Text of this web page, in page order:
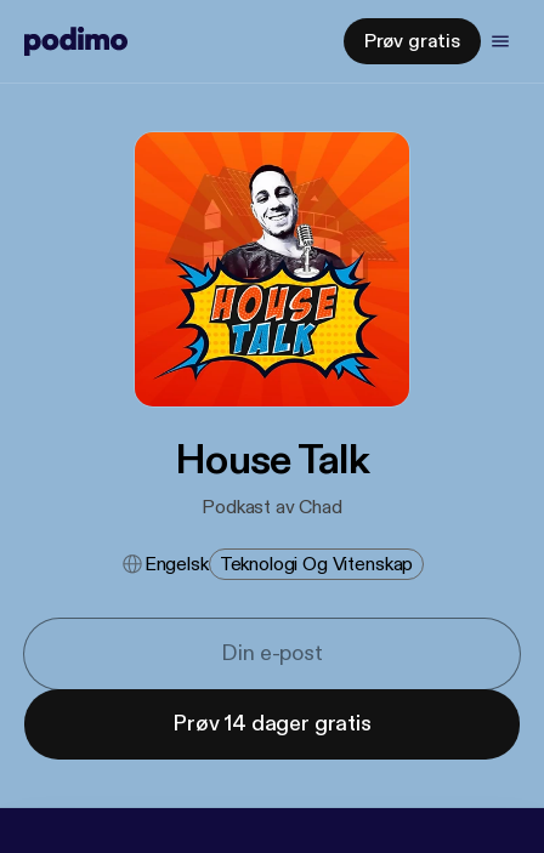
Prøv gratis
House Talk
Podkast av Chad
Engelsk Teknologi Og Vitenskap
Prøv 14 dager gratis